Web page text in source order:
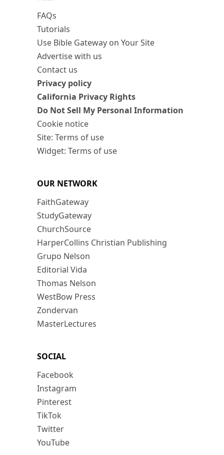
FAQs
Tutorials
Use Bible Gateway on Your Site
Advertise with us
Contact us
Privacy policy
California Privacy Rights
Do Not Sell My Personal Information
Cookie notice
Site: Terms of use
Widget: Terms of use
OUR NETWORK
FaithGateway
StudyGateway
ChurchSource
HarperCollins Christian Publishing
Grupo Nelson
Editorial Vida
Thomas Nelson
WestBow Press
Zondervan
MasterLectures
SOCIAL
Facebook
Instagram
Pinterest
TikTok
Twitter
YouTube